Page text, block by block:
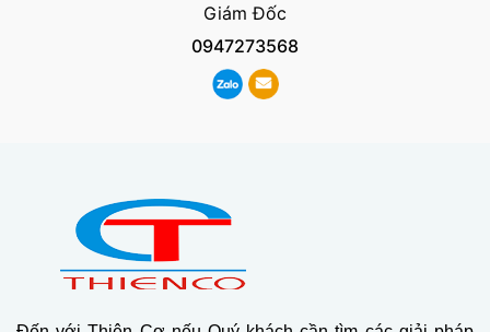
Giám Đốc
0947273568